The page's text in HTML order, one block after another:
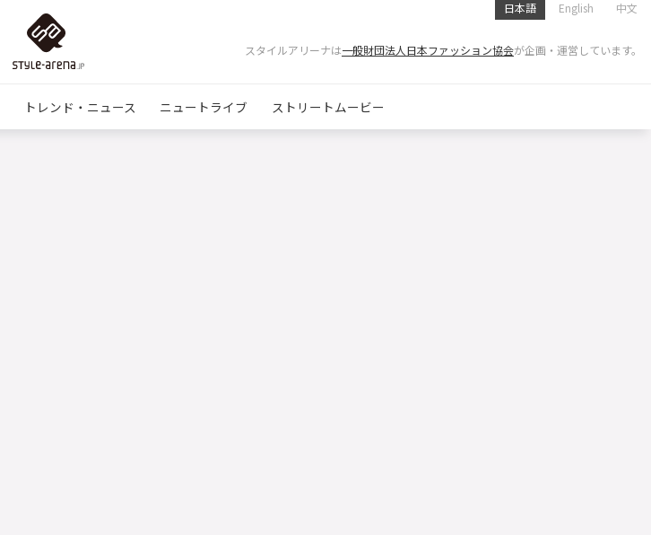
日本語 English 中文
スタイルアリーナは一般財団法人日本ファッション協会が企画・運営しています。
トレンド・ニュース ニュートライブ ストリートムービー